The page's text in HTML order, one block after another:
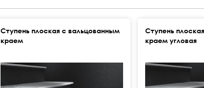
Ступень плоская с вальцованным
краем
Ступень
краем угловая